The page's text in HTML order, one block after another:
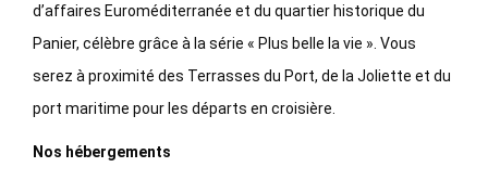
d’affaires Euroméditerranée et du quartier historique du
Panier, célèbre grâce à la série « Plus belle la vie ». Vous
serez à proximité des Terrasses du Port, de la Joliette et du
port maritime pour les départs en croisière.
Nos hébergements